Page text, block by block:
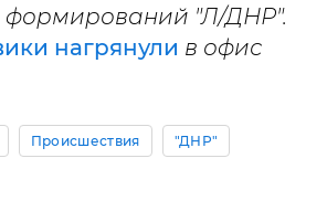
формирований "Л/ДНР".
нагрянули в офис
Происшествия "ДНР"